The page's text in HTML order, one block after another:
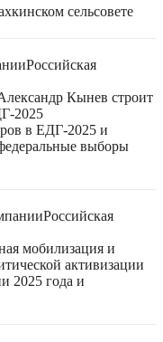
сельсовете
Российская
Кынев строит
2025
в ЕДГ-2025 и
выборы
Российская
мобилизация и
активизации
2025 года и